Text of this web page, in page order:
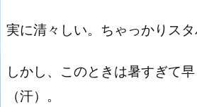
実に清々しい。ちゃっかりスタ
しかし、このときは暑すぎて
（汗）。